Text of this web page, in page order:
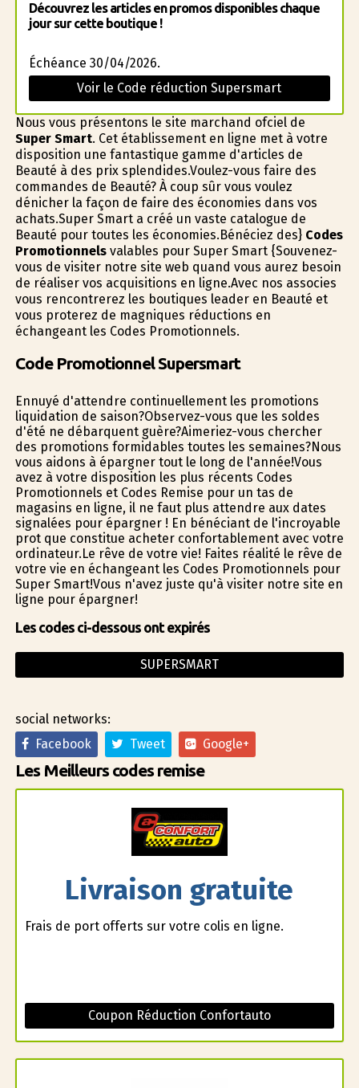
Découvrez les articles en promos disponibles chaque
jour sur cette boutique !
Échéance 30/04/2026.
Voir le Code réduction Supersmart
Nous vous présentons le site marchand officiel de
Super Smart. Cet établissement en ligne met à votre
disposition une fantastique gamme d'articles de
Beauté à des prix splendides.Voulez-vous faire des
commandes de Beauté? À coup sûr vous voulez
dénicher la façon de faire des économies dans vos
achats.Super Smart a créé un vaste catalogue de
Beauté pour toutes les économies.Bénéficiez des} Codes
Promotionnelsvalables pour Super Smart {Souvenez-
vous de visiter notre site web quand vous aurez besoin
de réaliser vos acquisitions en ligne.Avec nos associes
vous rencontrerez les boutiques leader en Beauté et
vous profiterez de magnifiques réductions en
échangeant les Codes Promotionnels.
Code Promotionnel Supersmart
Ennuyé d'attendre continuellement les promotions
liquidation de saison?Observez-vous que les soldes
d'été ne débarquent guère?Aimeriez-vous chercher
des promotions formidables toutes les semaines?Nous
vous aidons à épargner tout le long de l'année!Vous
avez à votre disposition les plus récents Codes
Promotionnels et Codes Remise pour un tas de
magasins en ligne, il ne faut plus attendre aux dates
signalées pour épargner ! En bénéficiant de l'incroyable
profit que constitue acheter confortablement avec votre
ordinateur.Le rêve de votre vie! Faites réalité le rêve de
votre vie en échangeant les Codes Promotionnels pour
Super Smart!Vous n'avez juste qu'à visiter notre site en
ligne pour épargner!
Les codes ci-dessous ont expirés
SUPERSMART
social networks:
Facebook
Tweet Google+
Les Meilleurs codes remise
Livraison gratuite
Frais de port offerts sur votre colis en ligne.
Coupon Réduction Confortauto